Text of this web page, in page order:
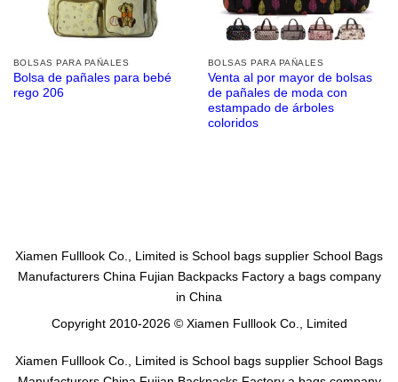
BOLSAS PARA PAÑALES
Bolsa de pañales para bebé
rego 206
BOLSAS PARA PAÑALES
Venta al por mayor de bolsas
de pañales de moda con
estampado de árboles
coloridos
Xiamen Fulllook Co., Limited is School bags supplier School Bags
Manufacturers China Fujian Backpacks Factorya bags company
in China
Copyright 2010-2026 © Xiamen Fulllook Co., Limited
Xiamen Fulllook Co., Limited is School bags supplier School Bags